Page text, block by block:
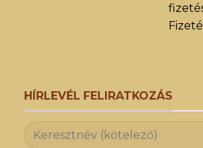
HÍRLEVÉL FELIRATKOZÁS